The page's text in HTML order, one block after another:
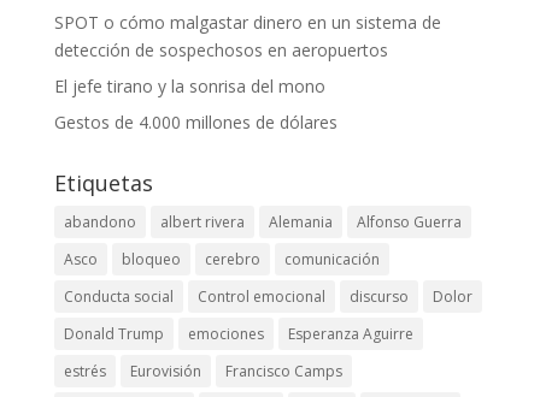
SPOT o cómo malgastar dinero en un sistema de
detección de sospechosos en aeropuertos
El jefe tirano y la sonrisa del mono
Gestos de 4.000 millones de dólares
Etiquetas
abandono albert rivera Alemania
Alfonso Guerra
Asco
bloqueo cerebro
comunicación
Conducta social
Control emocional discurso
Dolor
Donald Trump
emociones
Esperanza Aguirre
estrés
Eurovisión
Francisco Camps